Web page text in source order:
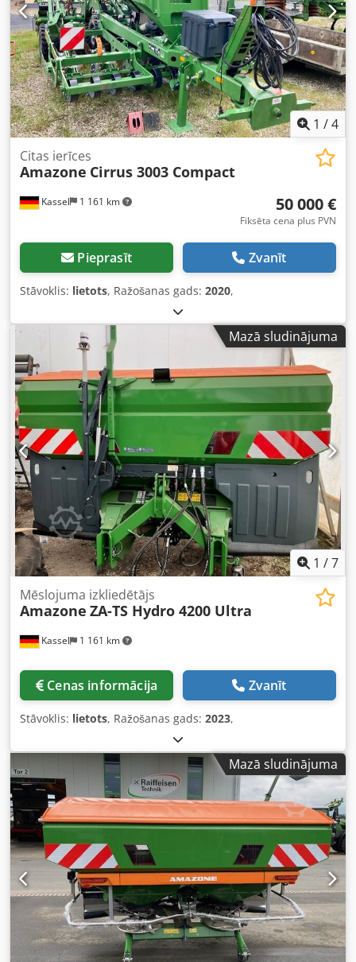
1 /4
Kassel 1 161 km
Citas ierīces
Amazone Cirrus 3003 Compact
50 000 €
Fiksēta cena plus PVN
Pieprasīt Zvanīt
Stāvoklis: lietots, Ražošanas gads: 2020,
Mazā sludinājuma
1 /7
Kassel 1 161 km
Mēslojuma izkliedētājs
Amazone ZA-TS Hydro 4200 Ultra
Cenas informācija Zvanīt
Stāvoklis: lietots, Ražošanas gads: 2023,
Mazā sludinājuma